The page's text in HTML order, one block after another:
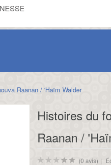
Raanan / 'Haïm Walder
Histoires du
Raanan /
(0 avis) |